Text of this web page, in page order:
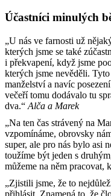
Účastníci minulých
„U nás ve farnosti už
kterých jsme se také
i překvapení, když jsme
kterých jsme nevěděli.
manželství a navíc
večeří tomu dodávalo tu
dva.“ Alča a Marek
„Na ten čas strávený na
vzpomínáme, obrovsky
super, ale pro nás bylo asi
toužíme být jeden s
můžeme na něm pracovat,
„Zjistili jsme, že to
přihlásit. Znamená to, že